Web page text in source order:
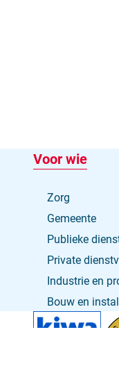
Voor wie
Zorg
Gemeente
Publieke
Private
Industrie en
Bouw en